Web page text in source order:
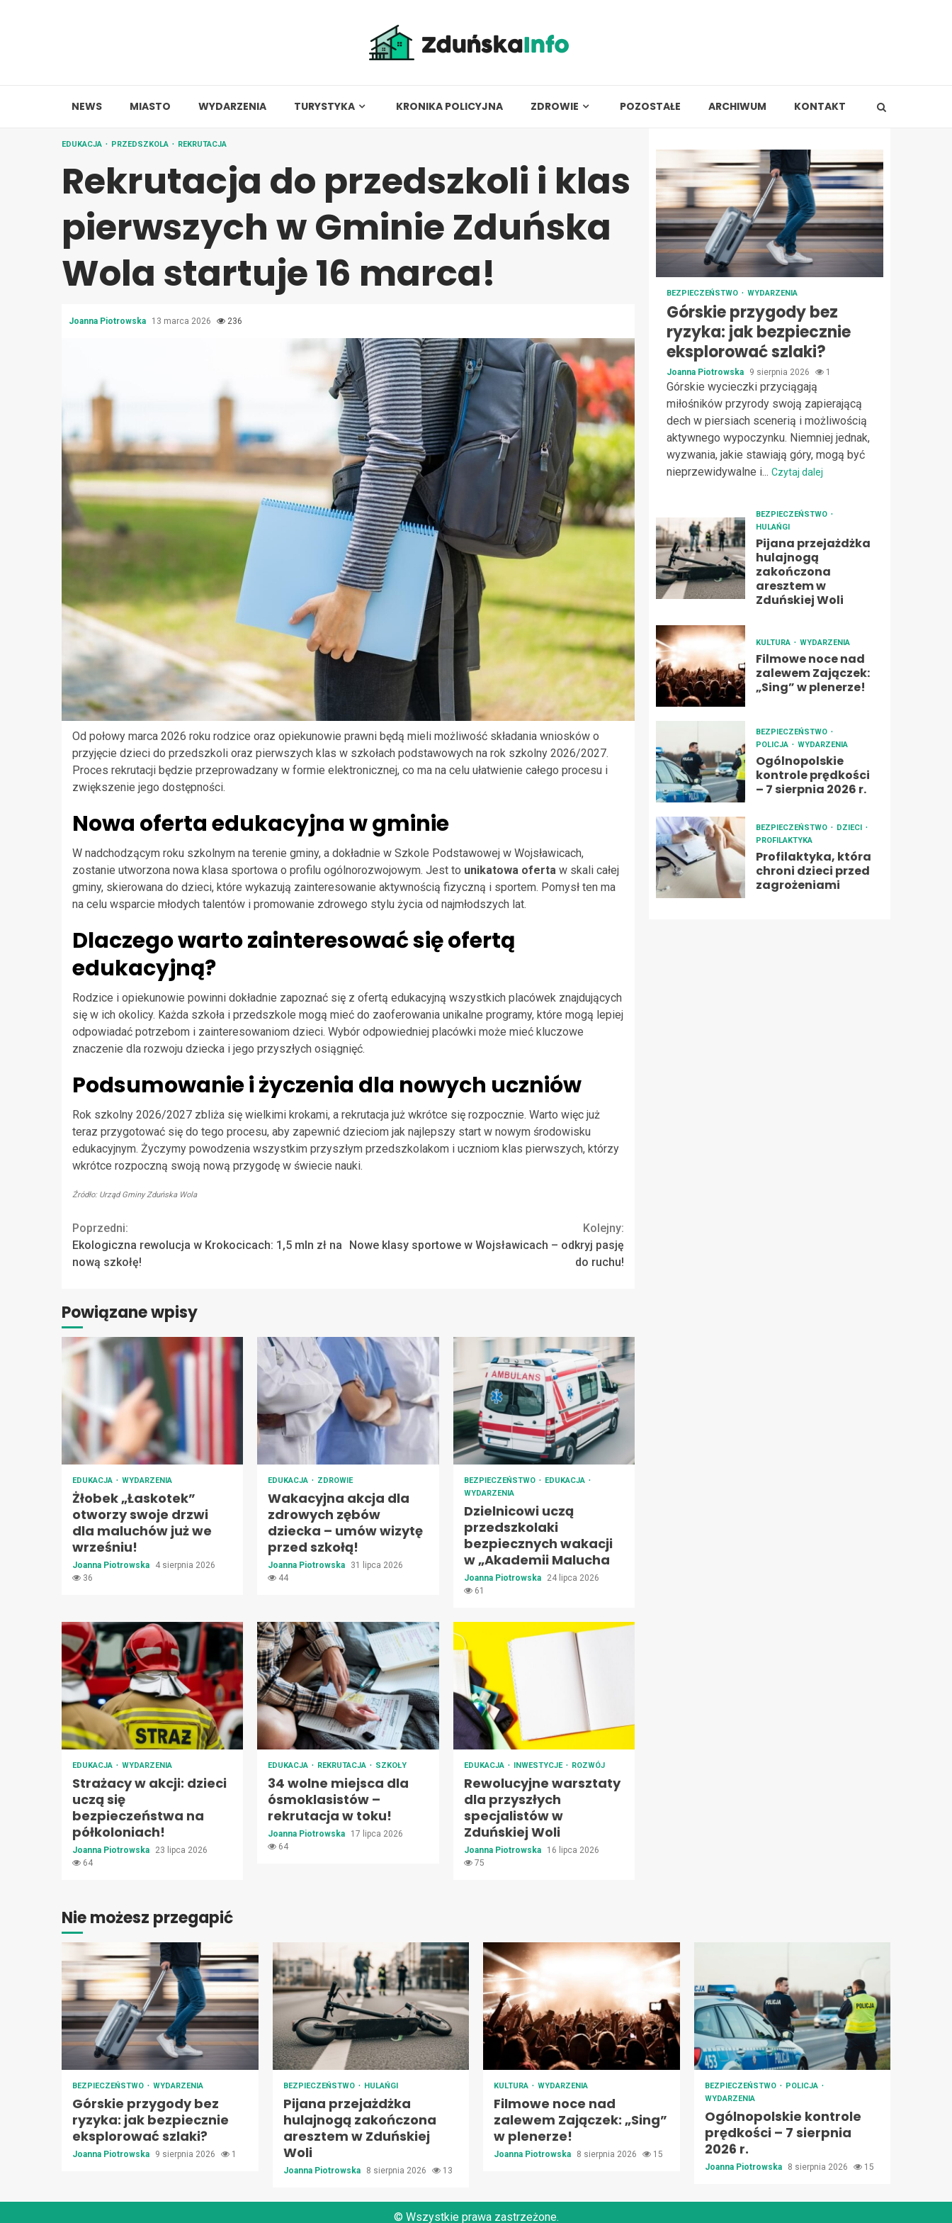
NEWS MIASTO WYDARZENIA TURYSTYKA KRONIKA POLICYJNA ZDROWIE POZOSTAŁE ARCHIWUM KONTAKT
EDUKACJA PRZEDSZKOLA REKRUTACJA
Rekrutacja do przedszkoli i klas
pierwszych w Gminie Zduńska
Wola startuje 16 marca!
Joanna Piotrowska 13 marca 2026 236
Od połowy marca 2026 roku rodzice oraz opiekunowie prawni będą mieli możliwość składania wniosków o
przyjęcie dzieci do przedszkoli oraz pierwszych klas w szkołach podstawowych na rok szkolny 2026/2027.
Proces rekrutacji będzie przeprowadzany w formie elektronicznej, co ma na celu ułatwienie całego procesu i
zwiększenie jego dostępności.
Nowa oferta edukacyjna w gminie
W nadchodzącym roku szkolnym na terenie gminy, a dokładnie w Szkole Podstawowej w Wojsławicach,
zostanie utworzona nowa klasa sportowa o profilu ogólnorozwojowym. Jest to unikatowa oferta w skali całej
gminy, skierowana do dzieci, które wykazują zainteresowanie aktywnością fizyczną i sportem. Pomysł ten ma
na celu wsparcie młodych talentów i promowanie zdrowego stylu życia od najmłodszych lat.
Dlaczego warto zainteresować się ofertą
edukacyjną?
Rodzice i opiekunowie powinni dokładnie zapoznać się z ofertą edukacyjną wszystkich placówek znajdujących
się w ich okolicy. Każda szkoła i przedszkole mogą mieć do zaoferowania unikalne programy, które mogą lepiej
odpowiadać potrzebom i zainteresowaniom dzieci. Wybór odpowiedniej placówki może mieć kluczowe
znaczenie dla rozwoju dziecka i jego przyszłych osiągnięć.
Podsumowanie i życzenia dla nowych uczniów
Rok szkolny 2026/2027 zbliża się wielkimi krokami, a rekrutacja już wkrótce się rozpocznie. Warto więc już
teraz przygotować się do tego procesu, aby zapewnić dzieciom jak najlepszy start w nowym środowisku
edukacyjnym. Życzymy powodzenia wszystkim przyszłym przedszkolakom i uczniom klas pierwszych, którzy
wkrótce rozpoczną swoją nową przygodę w świecie nauki.
Źródło: Urząd Gminy Zduńska Wola
Continue
Reading
Poprzedni:
Ekologiczna rewolucja w Krokocicach: 1,5 mln zł na
nową szkołę!
Kolejny:
Nowe klasy sportowe w Wojsławicach – odkryj pasję
do ruchu!
Powiązane wpisy
EDUKACJA WYDARZENIA
Żłobek „Łaskotek”
otworzy swoje drzwi
dla maluchów już we
wrześniu!
Joanna Piotrowska
4 sierpnia 2026
36
EDUKACJA ZDROWIE
Wakacyjna akcja dla
zdrowych zębów
dziecka – umów wizytę
przed szkołą!
Joanna Piotrowska
31 lipca 2026
44
BEZPIECZEŃSTWO
EDUKACJA
WYDARZENIA
Dzielnicowi uczą
przedszkolaki
bezpiecznych wakacji
w „Akademii Malucha
Joanna Piotrowska
24 lipca 2026
61
EDUKACJA WYDARZENIA
Strażacy w akcji: dzieci
uczą się
bezpieczeństwa na
półkoloniach!
Joanna Piotrowska
23 lipca 2026
64
EDUKACJA REKRUTACJA SZKOŁY
34 wolne miejsca dla
ósmoklasistów –
rekrutacja w toku!
Joanna Piotrowska
17 lipca 2026
64
EDUKACJA INWESTYCJE ROZWÓJ
Rewolucyjne warsztaty
dla przyszłych
specjalistów w
Zduńskiej Woli
Joanna Piotrowska
16 lipca 2026
75
BEZPIECZEŃSTWO WYDARZENIA
Górskie przygody bez
ryzyka: jak bezpiecznie
eksplorować szlaki?
Joanna Piotrowska 9 sierpnia 2026 1
Górskie wycieczki przyciągają
miłośników przyrody swoją zapierającą
dech w piersiach scenerią i możliwością
aktywnego wypoczynku. Niemniej jednak,
wyzwania, jakie stawiają góry, mogą być
nieprzewidywalne i... Czytaj dalej
BEZPIECZEŃSTWO
HULAŃGI
Pijana przejażdżka
hulajnogą
zakończona
aresztem w
Zduńskiej Woli
KULTURA WYDARZENIA
Filmowe noce nad
zalewem Zajączek:
„Sing” w plenerze!
BEZPIECZEŃSTWO
POLICJA
WYDARZENIA
Ogólnopolskie
kontrole prędkości
– 7 sierpnia 2026 r.
BEZPIECZEŃSTWO
DZIECI
PROFILAKTYKA
Profilaktyka, która
chroni dzieci przed
zagrożeniami
Nie możesz przegapić
BEZPIECZEŃSTWO WYDARZENIA
Górskie przygody bez
ryzyka: jak bezpiecznie
eksplorować szlaki?
Joanna Piotrowska 9 sierpnia 2026 1
BEZPIECZEŃSTWO HULAŃGI
Pijana przejażdżka
hulajnogą zakończona
aresztem w Zduńskiej
Woli
Joanna Piotrowska 8 sierpnia 2026 13
KULTURA WYDARZENIA
Filmowe noce nad
zalewem Zajączek: „Sing”
w plenerze!
Joanna Piotrowska 8 sierpnia 2026 15
BEZPIECZEŃSTWO
POLICJA
WYDARZENIA
Ogólnopolskie kontrole
prędkości – 7 sierpnia
2026 r.
Joanna Piotrowska 8 sierpnia 2026 15
© Wszystkie prawa zastrzeżone.